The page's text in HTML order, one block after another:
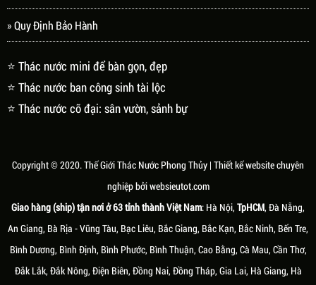
» Quy Định Bảo Hành
⭐ Thác nước mini để bàn gọn, đẹp
⭐ Thác nước ban công sinh tài lộc
⭐ Thác nước cỡ đại: sân vườn, sảnh bự
Copyright © 2020.Thế Giới Thác Nước Phong Thủy | Thiết kế website chuyên
nghiệp bởiwebsieutot.com
Giao hàng (ship) tận nơi ở 63 tỉnh thành Việt Nam: Hà Nội, TpHCM, Đà Nẵng,
An Giang, Bà Rịa - Vũng Tàu, Bạc Liêu, Bắc Giang, Bắc Kạn, Bắc Ninh, Bến Tre,
Bình Dương, Bình Định, Bình Phước, Bình Thuận, Cao Bằng, Cà Mau, Cần Thơ,
Đắk Lắk, Đắk Nông, Điện Biên, Đồng Nai, Đồng Tháp, Gia Lai, Hà Giang, Hà